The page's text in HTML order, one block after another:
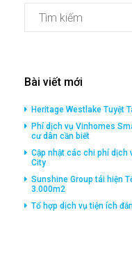
Bài viết mới
Heritage Westlake Tuyệt
Phí dịch vụ Vinhomes
cư dân cần biết
Cập nhật các chi phí
City
Sunshine Group tái hiện
3.000m2
Tổ hợp dịch vụ tiện ích